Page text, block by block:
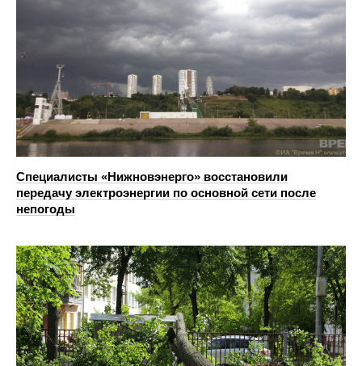
Специалисты «Нижновэнерго» восстановили
передачу электроэнергии по основной сети после
непогоды